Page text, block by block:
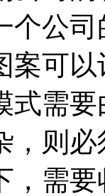
个公
案可
式需
，则
，需